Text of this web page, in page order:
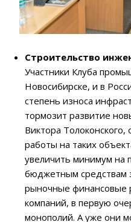
Строительство
Участники Клуба
Новосибирске, и в
степень износа
тормозит развитие
Виктора
работы на таких
увеличить минимум на
бюджетным средствам
рыночные финансовые
компаний, в первую
монополий. А уже они